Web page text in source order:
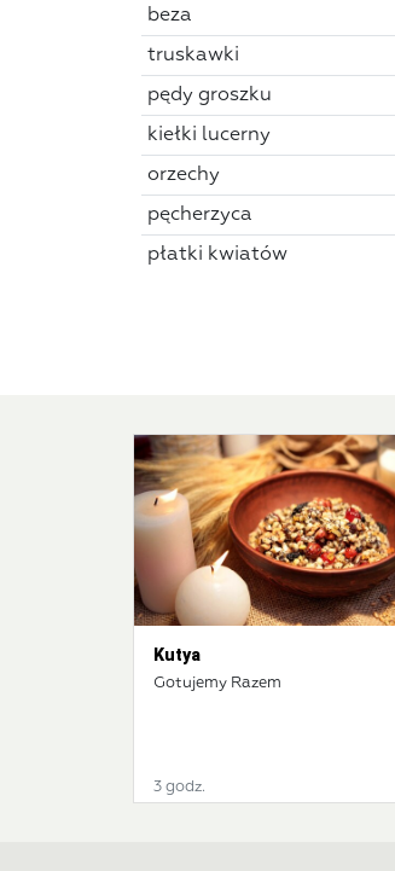
beza
truskawki
pędy groszku
kiełki lucerny
orzechy
pęcherzyca
płatki kwiatów
Kutya
Gotujemy Razem
3 godz.